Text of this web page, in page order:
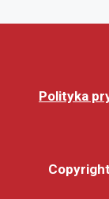
Polityka